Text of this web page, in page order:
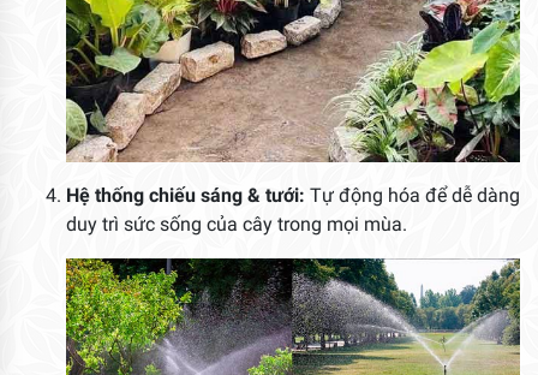
Hệ thống chiếu sáng & tưới: Tự động hóa để dễ dàng
duy trì sức sống của cây trong mọi mùa.